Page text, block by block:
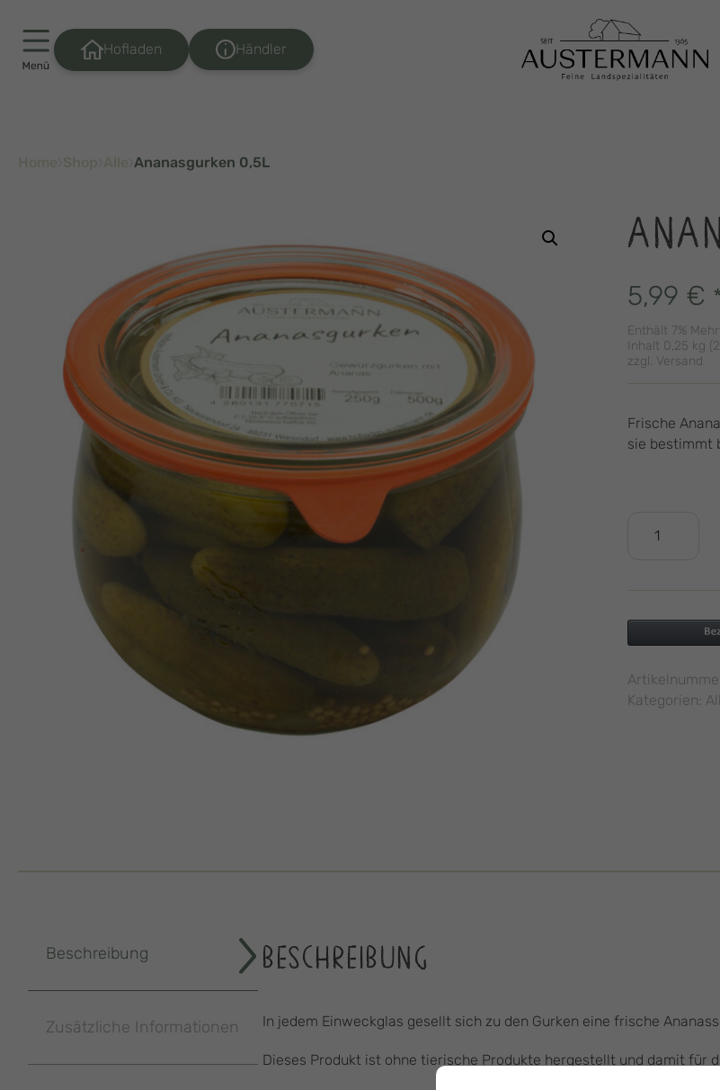
Hofladen Händler
Ananasgurken 0,5L
5,99 €
Enthält 7%
Inhalt 0,25 kg (
zzgl. Versand
Frische
sie bestimmt
Kategorien:
Beschreibung
Zusätzliche Informationen
BESCHREIBUNG
In jedem Einweckglas gesellt sich zu den Gurken eine frische
Dieses Produkt ist ohne tierische Produkte hergestellt und damit für